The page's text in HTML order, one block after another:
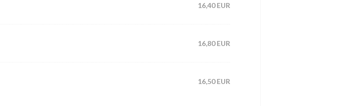
16,40 EUR
16,80 EUR
16,50 EUR